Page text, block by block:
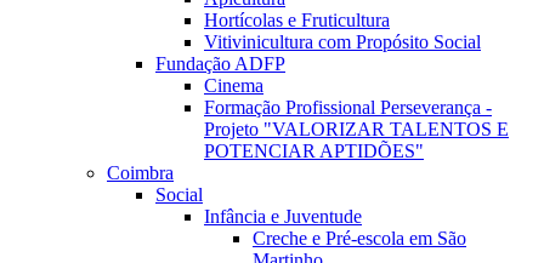
Hortícolas e Fruticultura
Vitivinicultura com Propósito Social
Fundação ADFP
Cinema
Formação Profissional Perseverança -
Projeto "VALORIZAR TALENTOS E
POTENCIAR APTIDÕES"
Coimbra
Social
Infância e Juventude
Creche e Pré-escola em São